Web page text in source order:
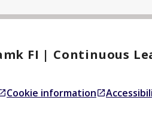
FI | Continuous
Cookie information
Opens in a new tab Opens in